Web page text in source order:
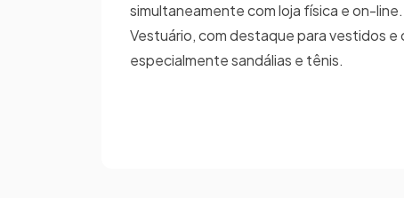
simultaneamente com loja física e on-
Vestuário, com destaque para vestidos
especialmente sandálias e tênis.